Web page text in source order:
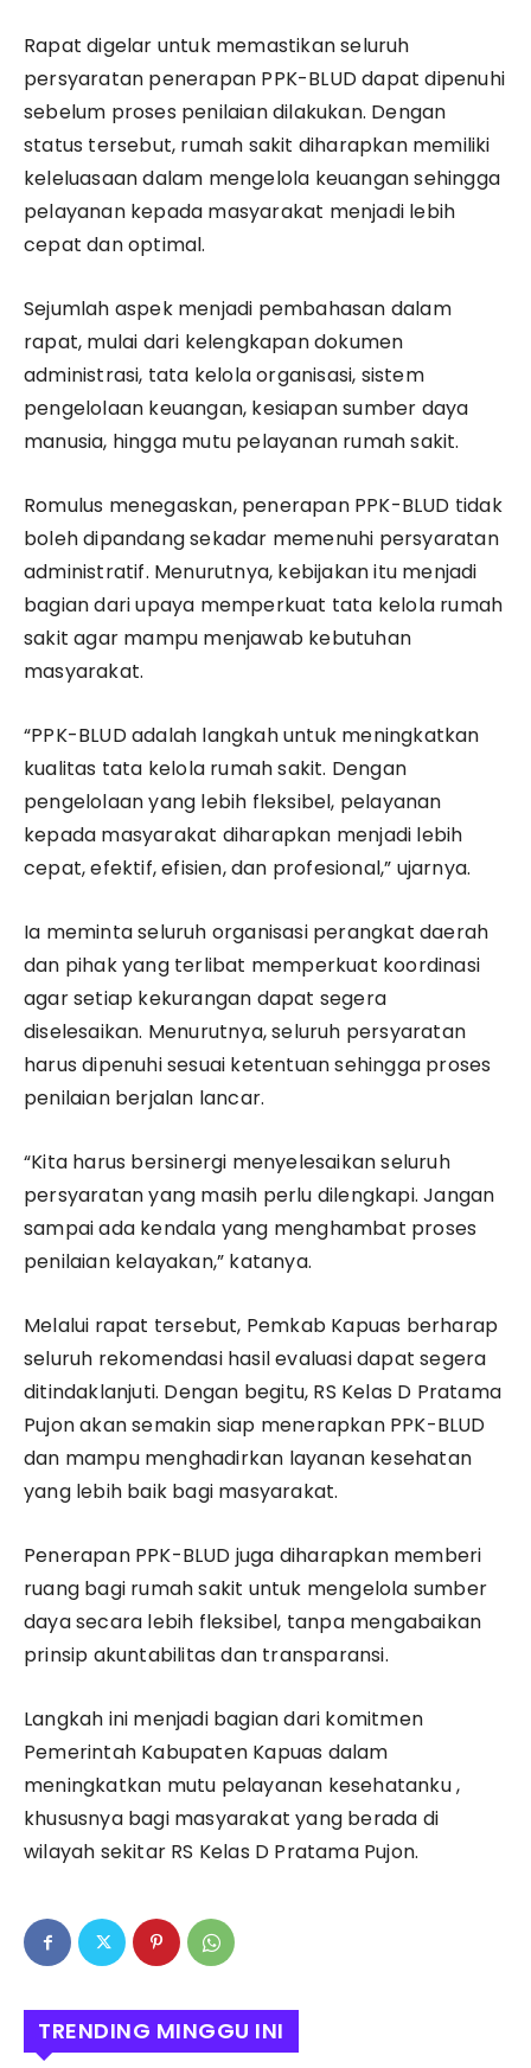
Rapat digelar untuk memastikan seluruh
persyaratan penerapan PPK-BLUD dapat dipenuhi
sebelum proses penilaian dilakukan. Dengan
status tersebut, rumah sakit diharapkan memiliki
keleluasaan dalam mengelola keuangan sehingga
pelayanan kepada masyarakat menjadi lebih
cepat dan optimal.
Sejumlah aspek menjadi pembahasan dalam
rapat, mulai dari kelengkapan dokumen
administrasi, tata kelola organisasi, sistem
pengelolaan keuangan, kesiapan sumber daya
manusia, hingga mutu pelayanan rumah sakit.
Romulus menegaskan, penerapan PPK-BLUD tidak
boleh dipandang sekadar memenuhi persyaratan
administratif. Menurutnya, kebijakan itu menjadi
bagian dari upaya memperkuat tata kelola rumah
sakit agar mampu menjawab kebutuhan
masyarakat.
“PPK-BLUD adalah langkah untuk meningkatkan
kualitas tata kelola rumah sakit. Dengan
pengelolaan yang lebih fleksibel, pelayanan
kepada masyarakat diharapkan menjadi lebih
cepat, efektif, efisien, dan profesional,” ujarnya.
Ia meminta seluruh organisasi perangkat daerah
dan pihak yang terlibat memperkuat koordinasi
agar setiap kekurangan dapat segera
diselesaikan. Menurutnya, seluruh persyaratan
harus dipenuhi sesuai ketentuan sehingga proses
penilaian berjalan lancar.
“Kita harus bersinergi menyelesaikan seluruh
persyaratan yang masih perlu dilengkapi. Jangan
sampai ada kendala yang menghambat proses
penilaian kelayakan,” katanya.
Melalui rapat tersebut, Pemkab Kapuas berharap
seluruh rekomendasi hasil evaluasi dapat segera
ditindaklanjuti. Dengan begitu, RS Kelas D Pratama
Pujon akan semakin siap menerapkan PPK-BLUD
dan mampu menghadirkan layanan kesehatan
yang lebih baik bagi masyarakat.
Penerapan PPK-BLUD juga diharapkan memberi
ruang bagi rumah sakit untuk mengelola sumber
daya secara lebih fleksibel, tanpa mengabaikan
prinsip akuntabilitas dan transparansi.
Langkah ini menjadi bagian dari komitmen
Pemerintah Kabupaten Kapuas dalam
meningkatkan mutu pelayanan kesehatanku ,
khususnya bagi masyarakat yang berada di
wilayah sekitar RS Kelas D Pratama Pujon.
TRENDING MINGGU INI